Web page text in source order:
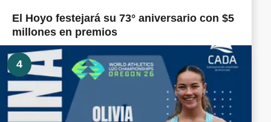
El Hoyo festejará su 73° aniversario con $5
millones en premios
4